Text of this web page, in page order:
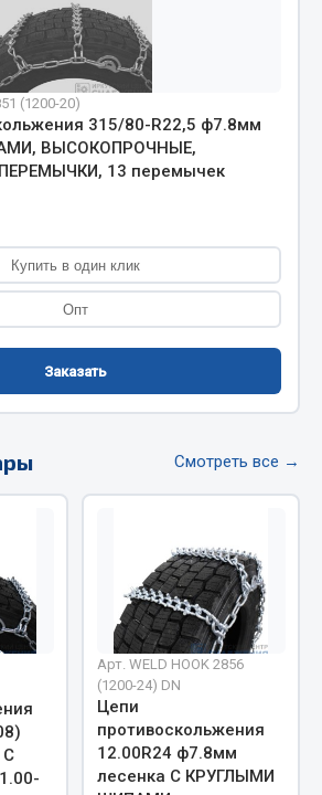
Показать ещё
(1200-20)
315/80-R22,5 ф7.8мм
ВЫСОКОПРОЧНЫЕ,
13 перемычек
Купить в один клик
Опт
Заказать
Смотреть все →
С
Арт. WELD HOOK 2856
(1200-24) DN
Цепи
противоскольжения
12.00R24 ф7.8мм
лесенка С КРУГЛЫМИ